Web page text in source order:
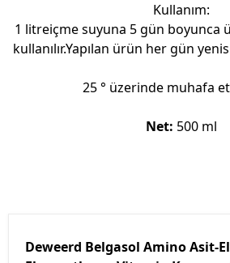
Kullanım:
1 litreiçme suyuna 5 gün boyunca
kullanılır.Yapılan ürün her gün
25 ° üzerinde muhafa
Net: 500 ml
Deweerd Belgasol Amino Asit-